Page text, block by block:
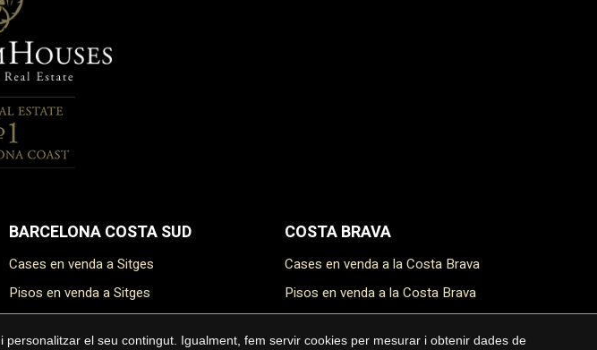
BARCELONA COSTA SUD
Cases en venda a Sitges
Pisos en venda a Sitges
COSTA BRAVA
Cases en venda a la Costa Brava
Pisos en venda a la Costa Brava
el seu contingut. Igualment, fem servir cookies per mesurar i obtenir dades de